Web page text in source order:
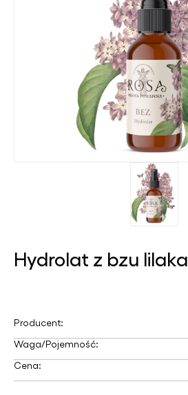
Hydrolat z bzu lilaka
Producent:
Waga/Pojemność:
Cena: